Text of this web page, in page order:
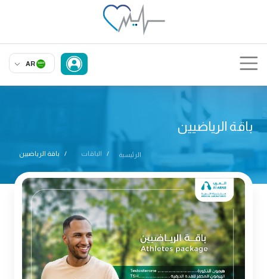
باقة الرياضيين
الرئيسية الباقات باقة الرياضيين